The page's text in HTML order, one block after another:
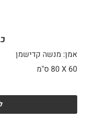
אמן: מנשה קדישמן
60 X